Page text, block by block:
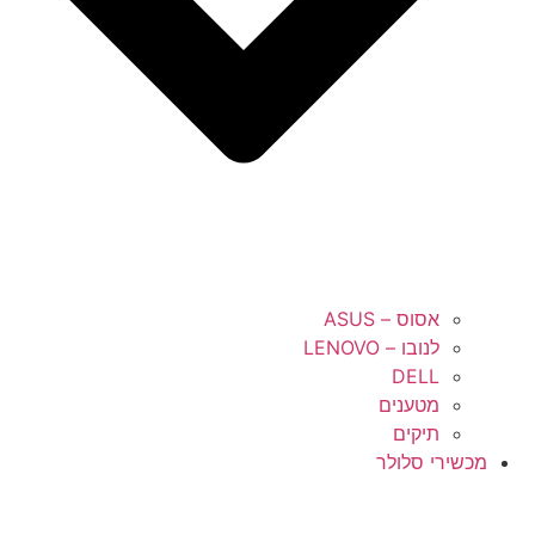
אסוס – ASUS
לנובו – LENOVO
DELL
מטענים
תיקים
מכשירי סלולר